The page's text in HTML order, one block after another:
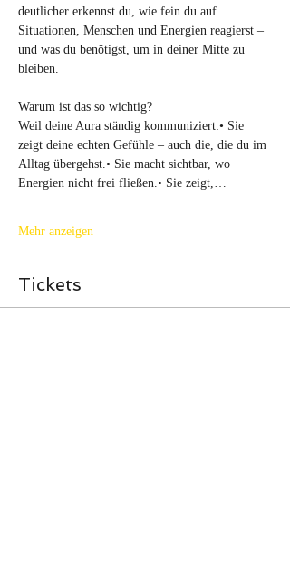
deutlicher erkennst du, wie fein du auf
Situationen, Menschen und Energien reagierst –
und was du benötigst, um in deiner Mitte zu
bleiben.
Warum ist das so wichtig?
Weil deine Aura ständig kommuniziert:• Sie
zeigt deine echten Gefühle – auch die, die du im
Alltag übergehst.• Sie macht sichtbar, wo
Energien nicht frei fließen.• Sie zeigt,…
Mehr anzeigen
Tickets